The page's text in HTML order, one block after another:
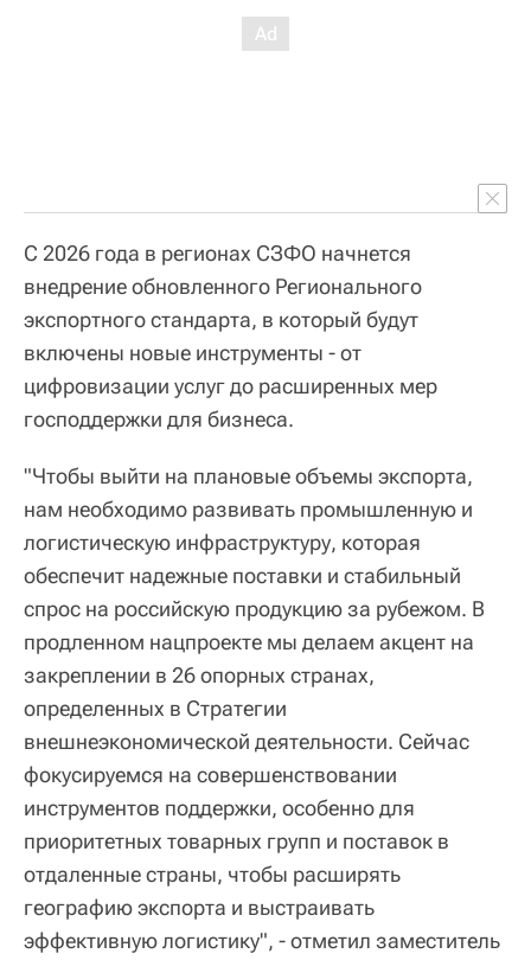
С 2026 года в регионах СЗФО начнется
внедрение обновленного Регионального
экспортного стандарта, в который будут
включены новые инструменты - от
цифровизации услуг до расширенных мер
господдержки для бизнеса.
"Чтобы выйти на плановые объемы экспорта,
нам необходимо развивать промышленную и
логистическую инфраструктуру, которая
обеспечит надежные поставки и стабильный
спрос на российскую продукцию за рубежом. В
продленном нацпроекте мы делаем акцент на
закреплении в 26 опорных странах,
определенных в Стратегии
внешнеэкономической деятельности. Сейчас
фокусируемся на совершенствовании
инструментов поддержки, особенно для
приоритетных товарных групп и поставок в
отдаленные страны, чтобы расширять
географию экспорта и выстраивать
эффективную логистику", - отметил заместитель